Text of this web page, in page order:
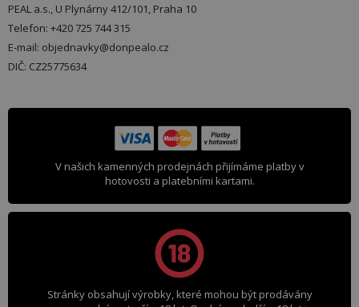
PEAL a.s., U Plynárny 412/101, Praha 10
Telefon: +420 725 744 315
E-mail: objednavky@donpealo.cz
DIČ: CZ25775634
V našich kamenných prodejnách přijímáme platby v
hotovosti a platebními kartami.
Stránky obsahují výrobky, které mohou být prodávány